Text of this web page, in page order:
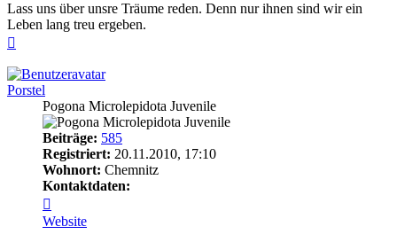
Lass uns über unsre Träume reden. Denn nur ihnen sind wir ein
Leben lang treu ergeben.
Porstel
Pogona Microlepidota Juvenile
Beiträge: 585
Registriert: 20.11.2010, 17:10
Wohnort: Chemnitz
Kontaktdaten:
von
Porstel
Website